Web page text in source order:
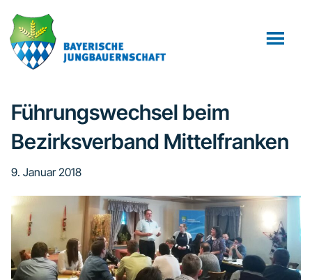
Inhalt
springen
Seitenspalte
springen
Fußzeile
springen
Führungswechsel beim
Bezirksverband Mittelfranken
9. Januar 2018